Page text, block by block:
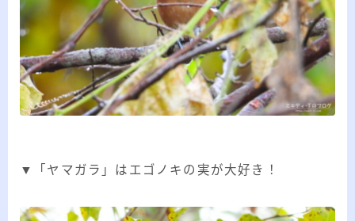
▼「ヤマガラ」はエゴノキの実が大好き！